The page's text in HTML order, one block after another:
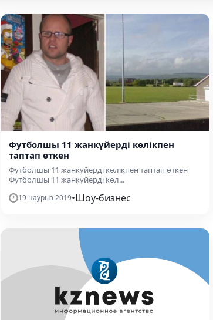
Футболшы 11 жанкүйерді көлікпен
таптап өткен
Футболшы 11 жанкүйерді көлікпен таптап өткен
Футболшы 11 жанкүйерді көл...
19 наурыз 2019•Шоу-бизнес